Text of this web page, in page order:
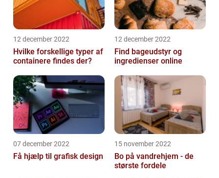
12 december 2022
Hvilke forskellige typer af
containere findes der?
12 december 2022
Find bageudstyr og
ingredienser online
07 december 2022
Få hjælp til grafisk design
15 november 2022
Bo på vandrehjem - de
største fordele